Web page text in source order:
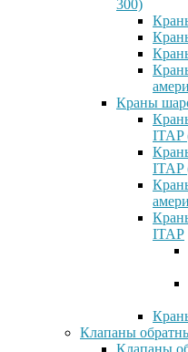
300)
Краны
ITAP
Клапаны
Клапаны